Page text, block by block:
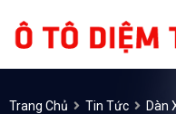
Trang Chủ Tin Tức
Dàn